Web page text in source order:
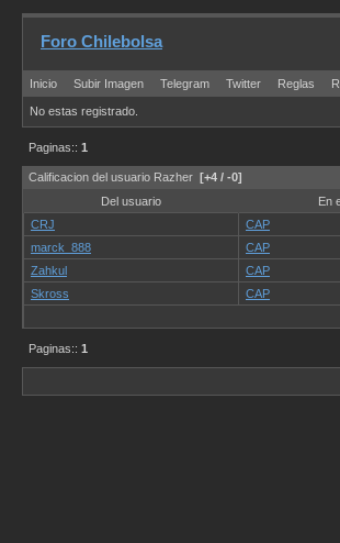
Foro Chilebolsa
Inicio Subir Imagen Telegram Twitter Reglas
No estas registrado.
Paginas:: 1
Calificacion del usuario Razher [+4 / -0]
Del usuario
En
CRJ
CAP
marck_888
CAP
Zahkul
CAP
Skross
CAP
Paginas:: 1